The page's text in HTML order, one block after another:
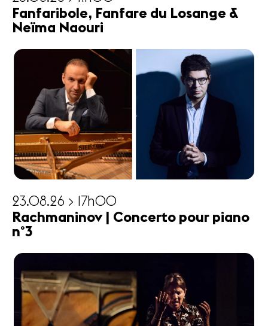
Fanfaribole, Fanfare du Losange &
Neïma Naouri
23.08.26 > 17h00
Rachmaninov | Concerto pour piano
n°3